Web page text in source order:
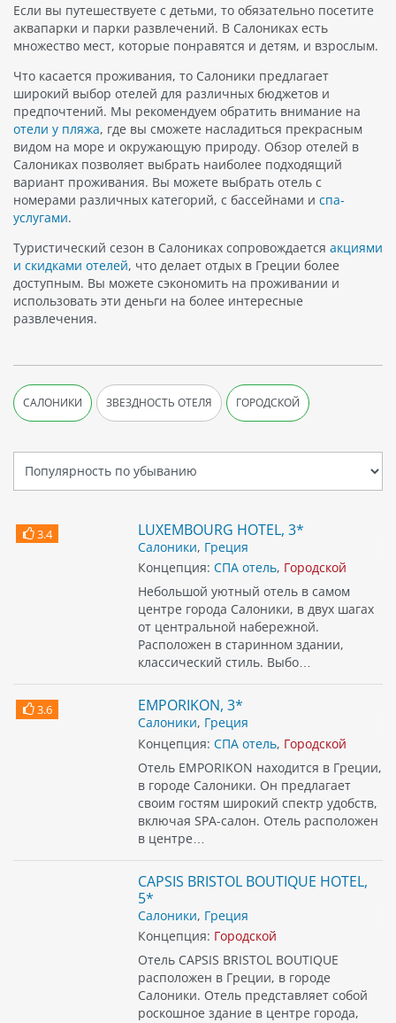
Если вы путешествуете с детьми, то обязательно посетите
аквапарки и парки развлечений. В Салониках есть
множество мест, которые понравятся и детям, и взрослым.
Что касается проживания, то Салоники предлагает
широкий выбор отелей для различных бюджетов и
предпочтений. Мы рекомендуем обратить внимание на
отели у пляжа, где вы сможете насладиться прекрасным
видом на море и окружающую природу. Обзор отелей в
Салониках позволяет выбрать наиболее подходящий
вариант проживания. Вы можете выбрать отель с
номерами различных категорий, с бассейнами и спа-
услугами.
Туристический сезон в Салониках сопровождается акциями
и скидками отелей, что делает отдых в Греции более
доступным. Вы можете сэкономить на проживании и
использовать эти деньги на более интересные
развлечения.
САЛОНИКИ ЗВЕЗДНОСТЬ ОТЕЛЯ ГОРОДСКОЙ
3.4 LUXEMBOURG HOTEL, 3*
Салоники, Греция
Концепция:СПА отель, Городской
Небольшой уютный отель в самом
центре города Салоники, в двух шагах
от центральной набережной.
Расположен в старинном здании,
классический стиль. Выбо…
3.6 EMPORIKON, 3*
Салоники, Греция
Концепция:СПА отель, Городской
Отель EMPORIKON находится в Греции,
в городе Салоники. Он предлагает
своим гостям широкий спектр удобств,
включая SPA-салон. Отель расположен
в центре…
CAPSIS BRISTOL BOUTIQUE HOTEL,
5*
Салоники, Греция
Концепция: Городской
Отель CAPSIS BRISTOL BOUTIQUE
расположен в Греции, в городе
Салоники. Отель представляет собой
роскошное здание в центре города,